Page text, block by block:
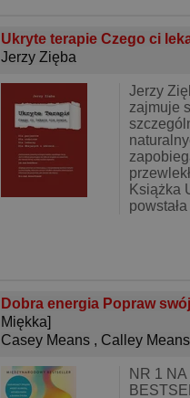
Ukryte terapie Czego ci
Jerzy Zięba
Jerzy
zajmuje
Książka
Dobra energia Popraw
Miękka]
Casey Means , Calley Means
NR 1